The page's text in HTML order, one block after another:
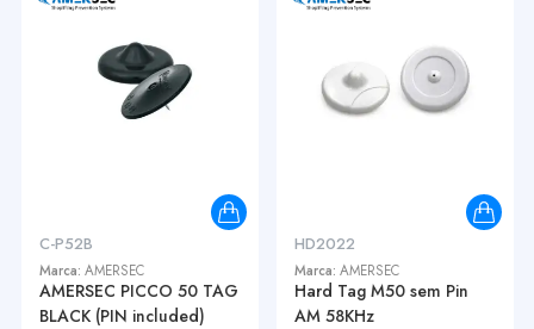
C-P52B
Marca: AMERSEC
AMERSEC PICCO 50 TAG
BLACK (PIN included)
HD2022
Marca: AMERSEC
Hard Tag M50 sem Pin
AM 58KHz